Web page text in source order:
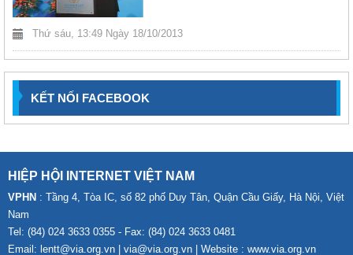
Thứ sáu, 13:49 Ngày 18/10/2013
KẾT NỐI FACEBOOK
HIỆP HỘI INTERNET VIỆT NAM
VPHN : Tầng 4, Tòa IC, số 82 phố Duy Tân, Quận Cầu Giấy, Hà Nội, Việt
Nam
Tel: (84) 024 3633 0355 - Fax: (84) 024 3633 0481
Email: lentt@via.org.vn | via@via.org.vn | Website : www.via.org.vn